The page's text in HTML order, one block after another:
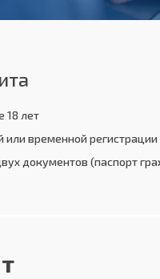
18 лет
или временной
документов (паспорт